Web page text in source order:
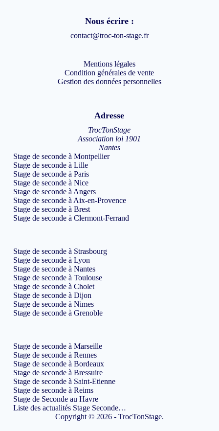
Nous écrire :
contact@troc-ton-stage.fr
Mentions légales
Condition générales de vente
Gestion des données personnelles
Adresse
TrocTonStage
Association loi 1901
Nantes
Stage de seconde à Montpellier
Stage de seconde à Lille
Stage de seconde à Paris
Stage de seconde à Nice
Stage de seconde à Angers
Stage de seconde à Aix-en-Provence
Stage de seconde à Brest
Stage de seconde à Clermont-Ferrand
Stage de seconde à Strasbourg
Stage de seconde à Lyon
Stage de seconde à Nantes
Stage de seconde à Toulouse
Stage de seconde à Cholet
Stage de seconde à Dijon
Stage de seconde à Nimes
Stage de seconde à Grenoble
Stage de seconde à Marseille
Stage de seconde à Rennes
Stage de seconde à Bordeaux
Stage de seconde à Bressuire
Stage de seconde à Saint-Etienne
Stage de seconde à Reims
Stage de Seconde au Havre
Liste des actualités Stage Seconde…
Copyright © 2026 - TrocTonStage.